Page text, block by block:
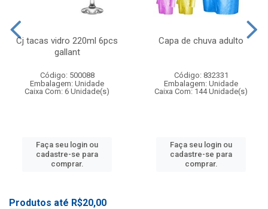
Cj tacas vidro 220ml 6pcs
gallant
Código: 500088
Embalagem: Unidade
Caixa Com: 6 Unidade(s)
Faça seu login ou
cadastre-se para
comprar.
Capa de chuva adulto
Código: 832331
Embalagem: Unidade
Caixa Com: 144 Unidade(s)
Faça seu login ou
cadastre-se para
comprar.
Produtos até R$20,00